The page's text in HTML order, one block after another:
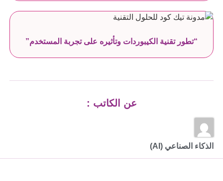
“تطور تقنية الكيبوردات وتأثيره على تجربة المستخدم”
عن الكاتب :
الذكاء الصناعي (AI)